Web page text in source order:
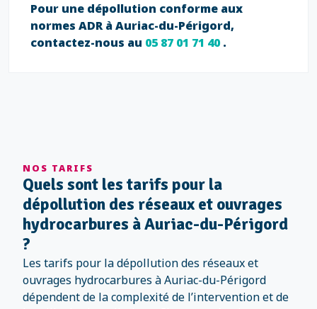
Pour une dépollution conforme aux
normes ADR à Auriac-du-Périgord,
contactez-nous au 05 87 01 71 40.
NOS TARIFS
Quels sont les tarifs pour la
dépollution des réseaux et ouvrages
hydrocarbures à Auriac-du-Périgord
?
Les tarifs pour la dépollution des réseaux et
ouvrages hydrocarbures à Auriac-du-Périgord
dépendent de la complexité de l’intervention et de